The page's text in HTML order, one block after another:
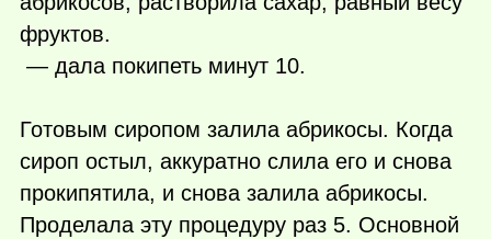
фруктов.
— дала покипеть минут 10.
Готовым сиропом залила абрикосы. Когда
сироп остыл, аккуратно слила его и снова
прокипятила, и снова залила абрикосы.
Проделала эту процедуру раз 5. Основной